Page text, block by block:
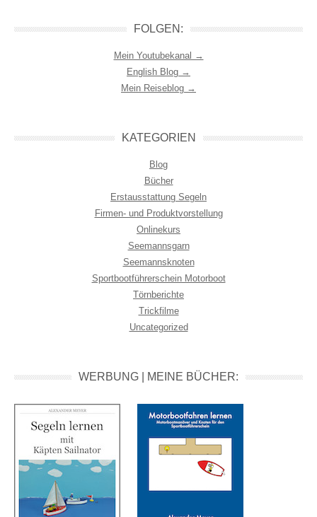
FOLGEN:
Mein Youtubekanal →
English Blog →
Mein Reiseblog →
KATEGORIEN
Blog
Bücher
Erstausstattung Segeln
Firmen- und Produktvorstellung
Onlinekurs
Seemannsgarn
Seemannsknoten
Sportbootführerschein Motorboot
Törnberichte
Trickfilme
Uncategorized
WERBUNG | MEINE BÜCHER: